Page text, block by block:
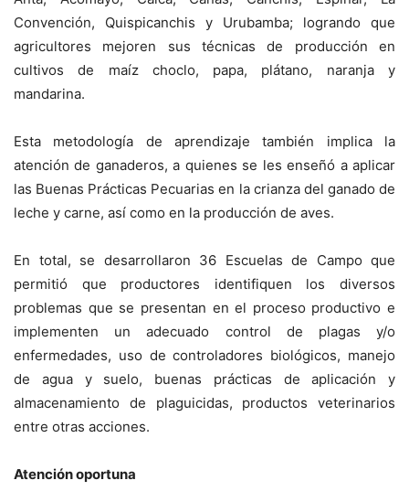
Convención, Quispicanchis y Urubamba; logrando que
agricultores mejoren sus técnicas de producción en
cultivos de maíz choclo, papa, plátano, naranja y
mandarina.
Esta metodología de aprendizaje también implica la
atención de ganaderos, a quienes se les enseñó a aplicar
las Buenas Prácticas Pecuarias en la crianza del ganado de
leche y carne, así como en la producción de aves.
En total, se desarrollaron 36 Escuelas de Campo que
permitió que productores identifiquen los diversos
problemas que se presentan en el proceso productivo e
implementen un adecuado control de plagas y/o
enfermedades, uso de controladores biológicos, manejo
de agua y suelo, buenas prácticas de aplicación y
almacenamiento de plaguicidas, productos veterinarios
entre otras acciones.
Atención oportuna